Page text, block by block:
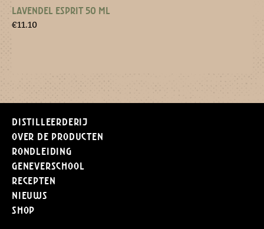
LAVENDEL ESPRIT 50 ML
€11.10
Distilleerderij
Over de producten
Rondleiding
Geneverschool
Recepten
Nieuws
Shop